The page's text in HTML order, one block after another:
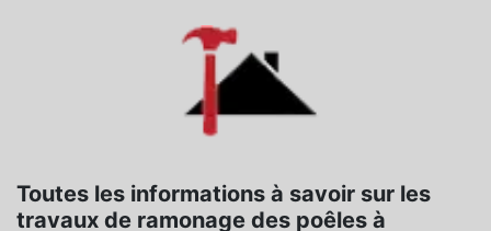
Toutes les informations à savoir sur les
travaux de ramonage des poêles à